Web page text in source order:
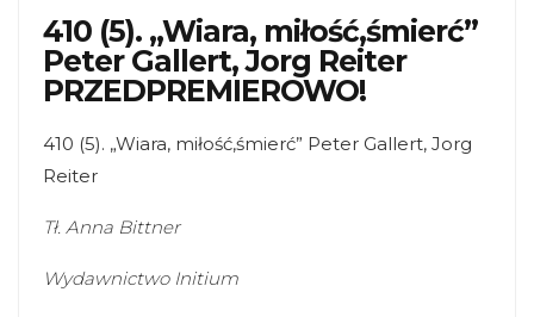
410 (5). „Wiara, miłość,śmierć”
Peter Gallert, Jorg Reiter
PRZEDPREMIEROWO!
410 (5). „Wiara, miłość,śmierć” Peter Gallert, Jorg
Reiter
Tł. Anna Bittner
Wydawnictwo Initium